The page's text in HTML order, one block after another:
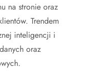
na stronie oraz
Trendem
inteligencji i
oraz